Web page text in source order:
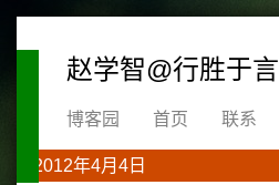
赵学智@行胜于言
博客园 首页 联系
2012年4月4日